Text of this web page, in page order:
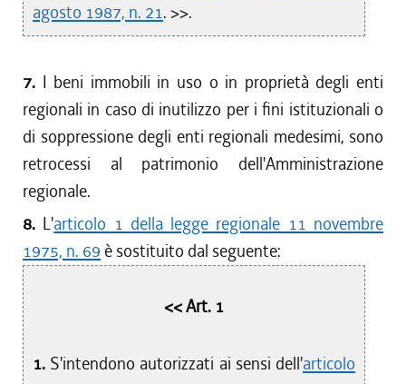
agosto 1987, n. 21. >>.
7. I beni immobili in uso o in proprietà degli enti
regionali in caso di inutilizzo per i fini istituzionali o
di soppressione degli enti regionali medesimi, sono
retrocessi al patrimonio dell'Amministrazione
regionale.
8. L'articolo 1 della legge regionale 11 novembre
1975, n. 69 è sostituito dal seguente:
<< Art. 1
1. S'intendono autorizzati ai sensi dell'articolo